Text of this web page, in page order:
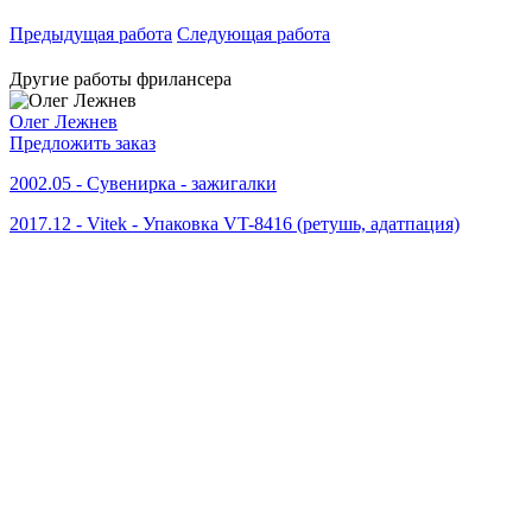
Предыдущая работа Следующая работа
Другие работы фрилансера
Олег Лежнев
Предложить заказ
2002.05 - Сувенирка - зажигалки
2017.12 - Vitek - Упаковка VT-8416 (ретушь, адатпация)